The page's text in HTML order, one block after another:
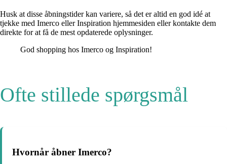
Husk at disse åbningstider kan variere, så det er altid en god idé at
tjekke med Imerco eller Inspiration hjemmesiden eller kontakte dem
direkte for at få de mest opdaterede oplysninger.
God shopping hos Imerco og Inspiration!
Ofte stillede spørgsmål
Hvornår åbner Imerco?